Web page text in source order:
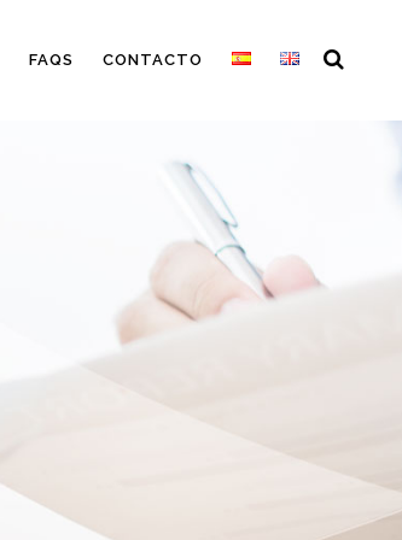
FAQS CONTACTO